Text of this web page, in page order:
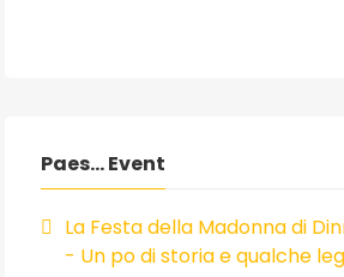
Paes... Event
La Festa della Madonna di
- Un po di storia e qualche